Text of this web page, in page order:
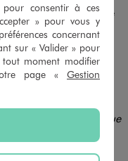
tressée élastique homme
9,99 €
4.5/5 de moyenne
(49 avis)
AJOUTERAU PANIER
consentir à ces
» pour vous y
concernant
sur « Valider » pour
moment modifier
page « Gestion